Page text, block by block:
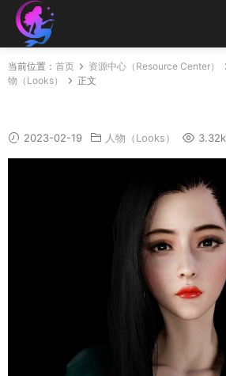
当前位置： 首页 资源中心（Resource Center）
物（Looks）
正文
2023-02-19 人物（Looks） 3.32k